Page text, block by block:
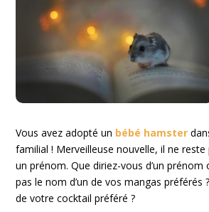
Vous avez adopté un bébé hamster
familial ! Merveilleuse nouvelle, il ne reste
un prénom. Que diriez-vous d’un prénom
pas le nom d’un de vos mangas préférés
de votre cocktail préféré ?